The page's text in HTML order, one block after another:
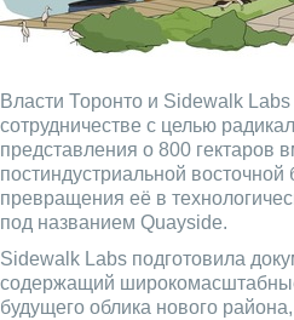
Власти Торонто и Sidewalk
сотрудничестве с целью
представления о 800 гектаров
постиндустриальной
превращения её в
под названием Quayside.
Sidewalk Labs подготовила
содержащий
будущего облика нового